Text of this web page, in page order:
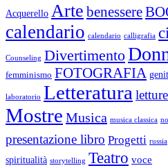
Acquerello Arte benessere
calendario calendario calligrafia
Counseling Divertimento
femminismo FOTOGRAFIA
laboratorio Letteratura letture
Mostre Musica musica classica
presentazione libro Progetti russia
spiritualità storytelling Teatro voce